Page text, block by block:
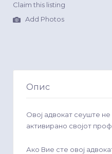
Claim this listing
Add Photos
Опис
Овој адвокат сеуште
активирано својот
Ако Вие сте овој